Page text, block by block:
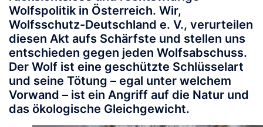
Wolfspolitik in Österreich. Wir,
Wolfsschutz-Deutschland e. V., verurteilen
diesen Akt aufs Schärfste und stellen uns
entschieden gegen jeden Wolfsabschuss.
Der Wolf ist eine geschützte Schlüsselart
und seine Tötung – egal unter welchem
Vorwand – ist ein Angriff auf die Natur und
das ökologische Gleichgewicht.